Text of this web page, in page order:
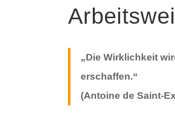
„Die Wirklichkeit
erschaffen.“
(Antoine de Saint-